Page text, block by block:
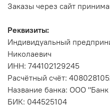
Заказы через сайт
Реквизиты:
Индивидуальный
Николаевич
ИНН: 744102129245
Расчётный счёт:
Название банка: ООО "Банк
БИК: 044525104